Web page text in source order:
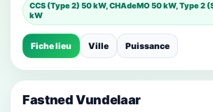
CCS (Type 2) 50 kW, CHAdeMO 50 kW, Type 2
kW
Fiche lieu Ville Puissance
Fastned Vundelaar